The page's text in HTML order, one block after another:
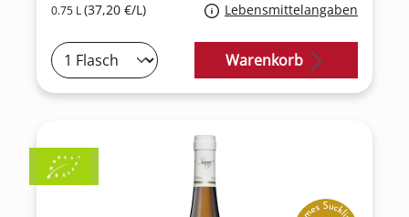
0.75 L(37,20 €/L) Lebensmittelangaben
Warenkorb